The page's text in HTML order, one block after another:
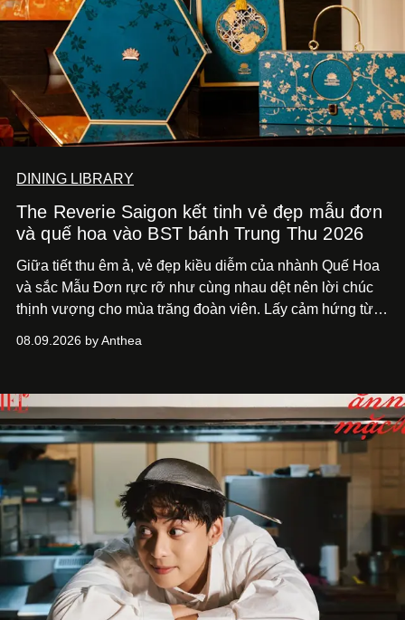
DINING LIBRARY
The Reverie Saigon kết tinh vẻ đẹp mẫu đơn
và quế hoa vào BST bánh Trung Thu 2026
Giữa tiết thu êm ả, vẻ đẹp kiều diễm của nhành Quế Hoa
và sắc Mẫu Đơn rực rỡ như cùng nhau dệt nên lời chúc
thịnh vượng cho mùa trăng đoàn viên. Lấy cảm hứng từ
hương vị của những thức quà truyền thống vào bộ sưu
quà tặng ‘Mẫu Đơn Khai Phúc’, ‘Quế Hoa Vọng Nguyệt’
và ‘Nguyệt Sắc Giao Hòa’, gửi trao ước nguyện bình an
và hạnh phúc viên mãn.
08.09.2026 by Anthea